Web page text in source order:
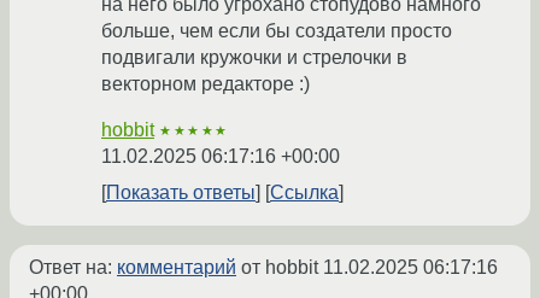
на него было угрохано стопудово намного
больше, чем если бы создатели просто
подвигали кружочки и стрелочки в
векторном редакторе :)
hobbit ★★★★★
11.02.2025 06:17:16 +00:00
Показать ответы
Ссылка
Ответ на: комментарий от hobbit 11.02.2025 06:17:16